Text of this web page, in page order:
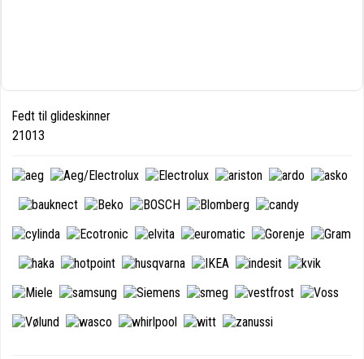
Fedt til glideskinner
21013